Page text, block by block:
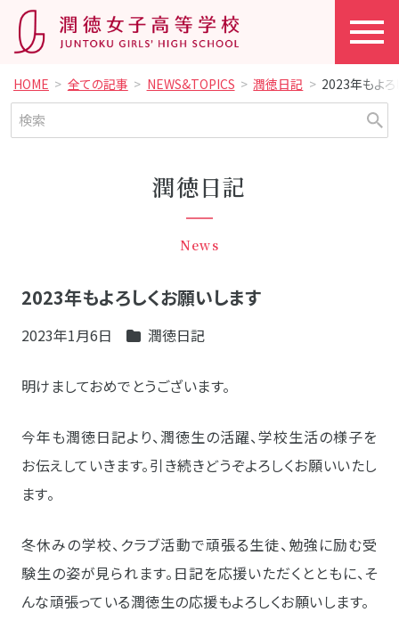
HOME 全ての記事 NEWS&TOPICS 潤徳日記 2023年もよろ
潤徳日記
News
2023年もよろしくお願いします
2023年1月6日 潤徳日記
明けましておめでとうございます。
今年も潤徳日記より、潤徳生の活躍、学校生活の様子を
お伝えしていきます。引き続きどうぞよろしくお願いいたし
ます。
冬休みの学校、クラブ活動で頑張る生徒、勉強に励む受
験生の姿が見られます。日記を応援いただくとともに、そ
んな頑張っている潤徳生の応援もよろしくお願いします。